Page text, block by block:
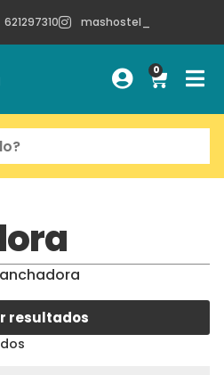
621297310 mashostel_
0
resultados